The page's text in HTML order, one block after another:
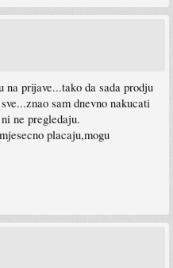
prijave...tako da sada prodju
sam dnevno nakucati
ne pregledaju.
placaju,mogu